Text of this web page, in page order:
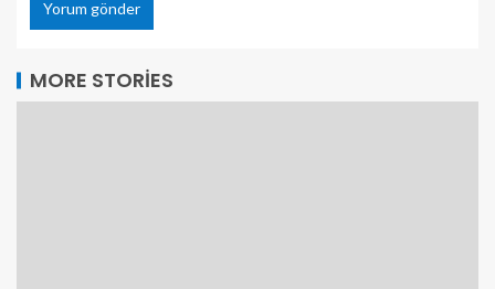
MORE STORIES